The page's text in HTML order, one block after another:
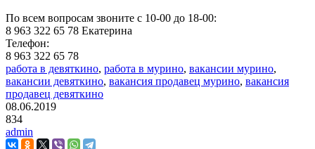
По всем вопросам звоните с 10-00 до 18-00:
8 963 322 65 78 Екатерина
Телефон:
8 963 322 65 78
работа в девяткино, работа в мурино, вакансии мурино,
вакансии девяткино, вакансия продавец мурино, вакансия
продавец девяткино
08.06.2019
834
admin